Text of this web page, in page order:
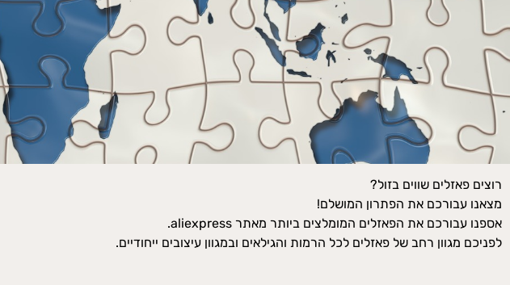
רוצים פאזלים שווים בזול?
מצאנו עבורכם את הפתרון המושלם!
אספנו עבורכם את הפאזלים המומלצים ביותר מאתר aliexpress.
לפניכם מגוון רחב של פאזלים לכל הרמות והגילאים ובמגוון עיצובים ייחודיים.